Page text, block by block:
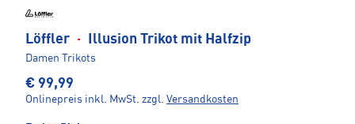
Löffler · Illusion Trikot mit Halfzip
Damen Trikots
€ 99,99
Onlinepreis inkl. MwSt. zzgl. Versandkosten